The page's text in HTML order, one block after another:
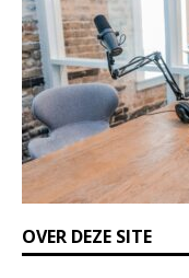
f
i
e
l
d
b
l
a
n
k
.
OVER DEZE SITE